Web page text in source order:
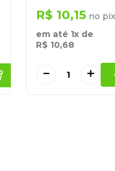
R$ 10,15 no pix
em até 1x de
R$ 10,68
＋
－